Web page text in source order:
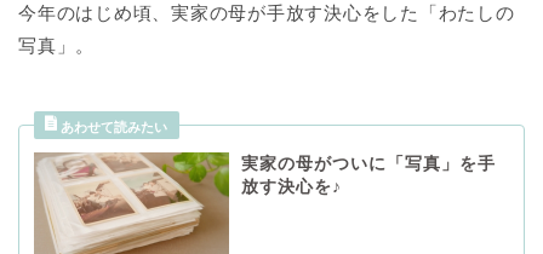
今年のはじめ頃、実家の母が手放す決心をした「わたしの
写真」。
実家の母がついに「写真」を手
放す決心を♪